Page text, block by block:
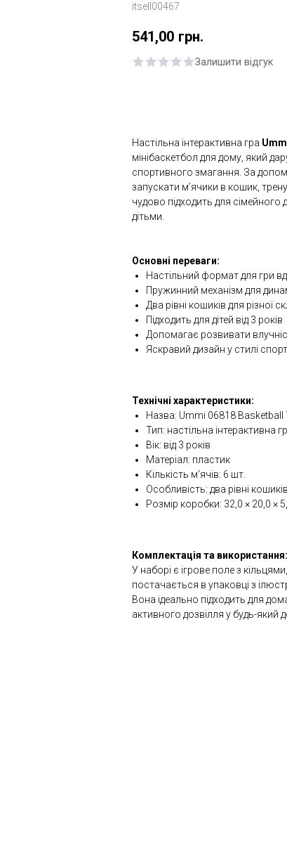
itsell00467
541,00 грн.
Залишити відгук
Настільна інтерактивна гра
мінібаскетбол для дому, який
спортивного змагання. За
запускати м’ячики в кошик,
чудово підходить для сімейного
дітьми.
Основні переваги:
Настільний формат для гри
Пружинний механізм для
Два рівні кошиків для різної
Підходить для дітей від 3 років
Допомагає розвивати
Яскравий дизайн у стилі
Технічні характеристики:
Назва: Ummi 06818
Тип: настільна інтерактивна
Вік: від 3 років
Матеріал: пластик
Кількість м’ячів: 6 шт.
Особливість: два рівні кошиків
Розмір коробки: 32,0 × 20,0 ×
Комплектація та використання:
У наборі є ігрове поле з
постачається в упаковці з
Вона ідеально підходить для
активного дозвілля у будь-який